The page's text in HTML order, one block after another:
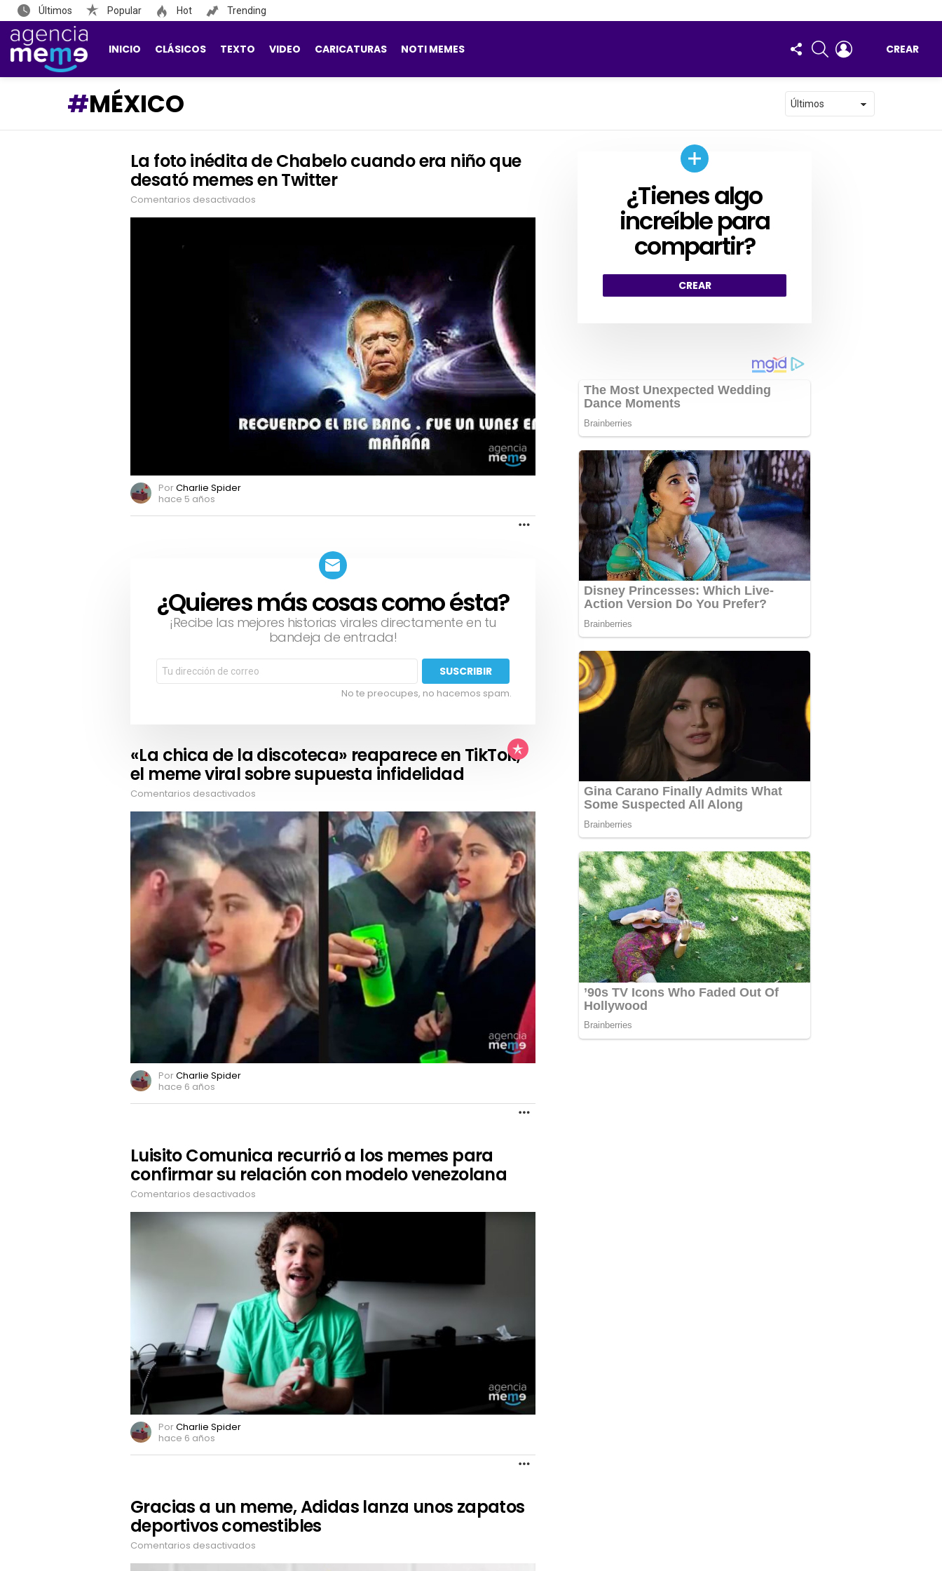
Últimos Popular Hot Trending
INICIO CLÁSICOS TEXTO VIDEO CARICATURAS NOTI MEMES
FOLLOW
US
BUSCAR
CREAR
MÉXICO
LATEST
STORIES
La foto inédita de Chabelo cuando era niño que
desató memes en Twitter
Comentarios desactivados
memes
PorCharlie Spider
hace 5 años
NEWSLETTER
¿Quieres más cosas como ésta?
¡Recibe las mejores historias virales directamente en tu
bandeja de entrada!
No te preocupes, no hacemos spam.
«La chica de la discoteca» reaparece en TikTok;
el meme viral sobre supuesta infidelidad
Comentarios desactivados
chica
de
discoteca»
reaparece
en
TikTok;
el
meme
viral
sobre
supuesta
infidelidad
PorCharlie Spider
hace 6 años
Luisito Comunica recurrió a los memes para
confirmar su relación con modelo venezolana
Comentarios desactivados
Comunica
recurrió
a
los
memes
para
confirmar
su
relación
con
modelo
venezolana
PorCharlie Spider
hace 6 años
Gracias a un meme, Adidas lanza unos zapatos
deportivos comestibles
Comentarios desactivados
CREAR¿Tienes algo
increíble para
compartir?
CREAR